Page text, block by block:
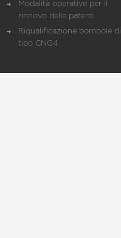
Modalità operative per il
rinnovo delle patenti
Riqualificazione bombole di
tipo CNG4